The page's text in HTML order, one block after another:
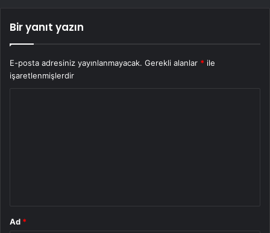
Bir yanıt yazın
E-posta adresiniz yayınlanmayacak. Gerekli alanlar * ile
işaretlenmişlerdir
Ad *